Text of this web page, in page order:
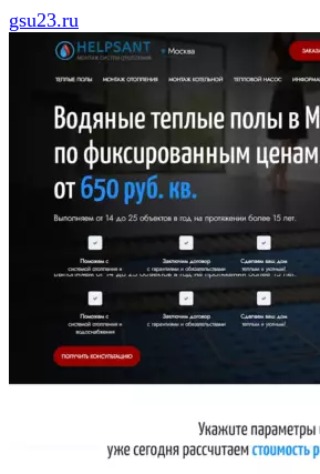
gsu23.ru